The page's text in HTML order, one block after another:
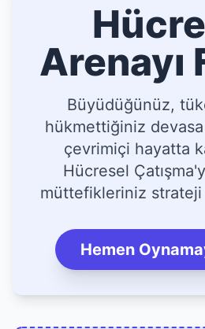
Arenayı
Büyüdüğünüz,
hükmettiğiniz
çevrimiçi hayatta
Hücresel
müttefikleriniz
Hemen